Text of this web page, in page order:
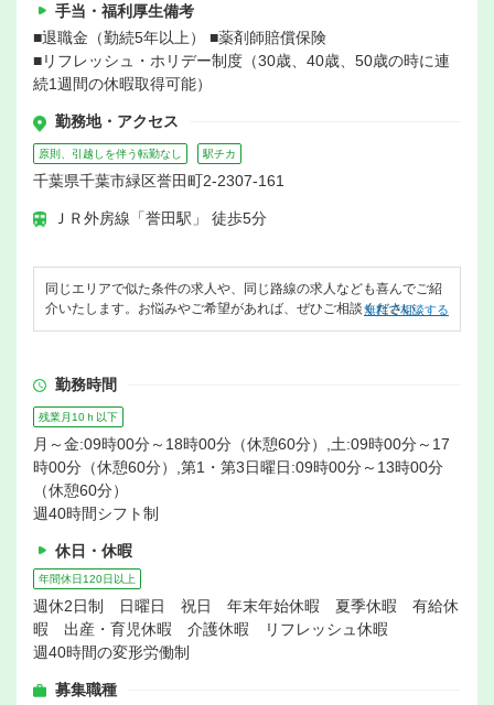
手当・福利厚生備考
■退職金（勤続5年以上） ■薬剤師賠償保険
■リフレッシュ・ホリデー制度（30歳、40歳、50歳の時に連
続1週間の休暇取得可能）
勤務地・アクセス
原則、引越しを伴う転勤なし 駅チカ
千葉県千葉市緑区誉田町2-2307-161
ＪＲ外房線「誉田駅」 徒歩5分
同じエリアで似た条件の求人や、同じ路線の求人なども喜んでご紹
介いたします。お悩みやご希望があれば、ぜひご相談ください。
無料で相談する
勤務時間
残業月10ｈ以下
月～金:09時00分～18時00分（休憩60分）,土:09時00分～17
時00分（休憩60分）,第1・第3日曜日:09時00分～13時00分
（休憩60分）
週40時間シフト制
休日・休暇
年間休日120日以上
週休2日制 日曜日 祝日 年末年始休暇 夏季休暇 有給休
暇 出産・育児休暇 介護休暇 リフレッシュ休暇
週40時間の変形労働制
募集職種